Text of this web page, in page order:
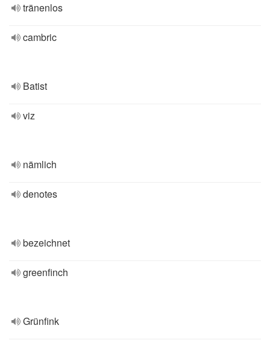
tränenlos
cambric
Batist
viz
nämlich
denotes
bezeichnet
greenfinch
Grünfink